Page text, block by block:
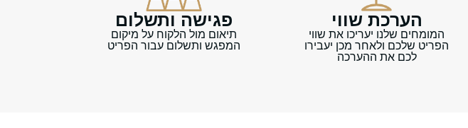
הערכת שווי
המומחים שלנו יעריכו את שווי
הפריט שלכם ולאחר מכן יעבירו
לכם את ההערכה
פגישה ותשלום
תיאום מול הלקוח על מיקום
המפגש ותשלום עבור הפריט